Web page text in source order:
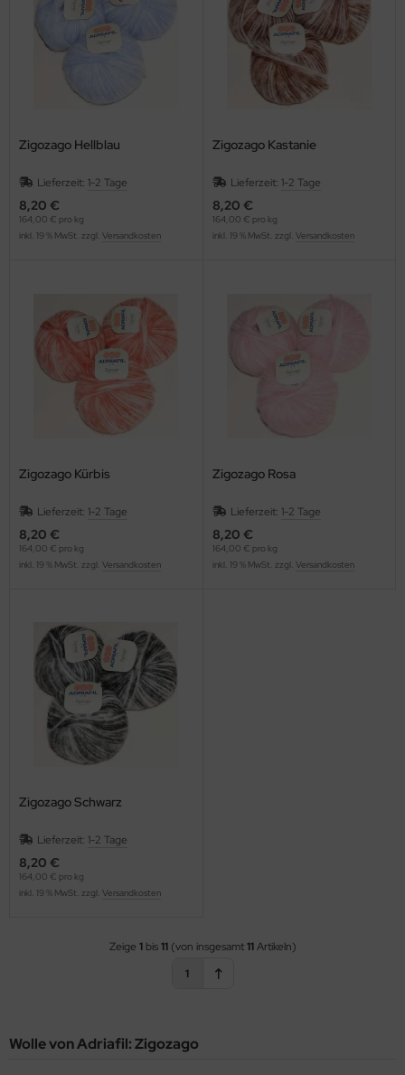
Zigozago Hellblau
Lieferzeit: 1-2 Tage
8,20 €
164,00 € pro kg
inkl. 19 % MwSt. zzgl. Versandkosten
Zigozago Kastanie
Lieferzeit: 1-2 Tage
8,20 €
164,00 € pro kg
inkl. 19 % MwSt. zzgl. Versandkosten
Zigozago Kürbis
Lieferzeit: 1-2 Tage
8,20 €
164,00 € pro kg
inkl. 19 % MwSt. zzgl. Versandkosten
Zigozago Rosa
Lieferzeit: 1-2 Tage
8,20 €
164,00 € pro kg
inkl. 19 % MwSt. zzgl. Versandkosten
Zigozago Schwarz
Lieferzeit: 1-2 Tage
8,20 €
164,00 € pro kg
inkl. 19 % MwSt. zzgl. Versandkosten
Zeige 1bis11(von insgesamt11Artikeln)
1
Wolle von Adriafil: Zigozago